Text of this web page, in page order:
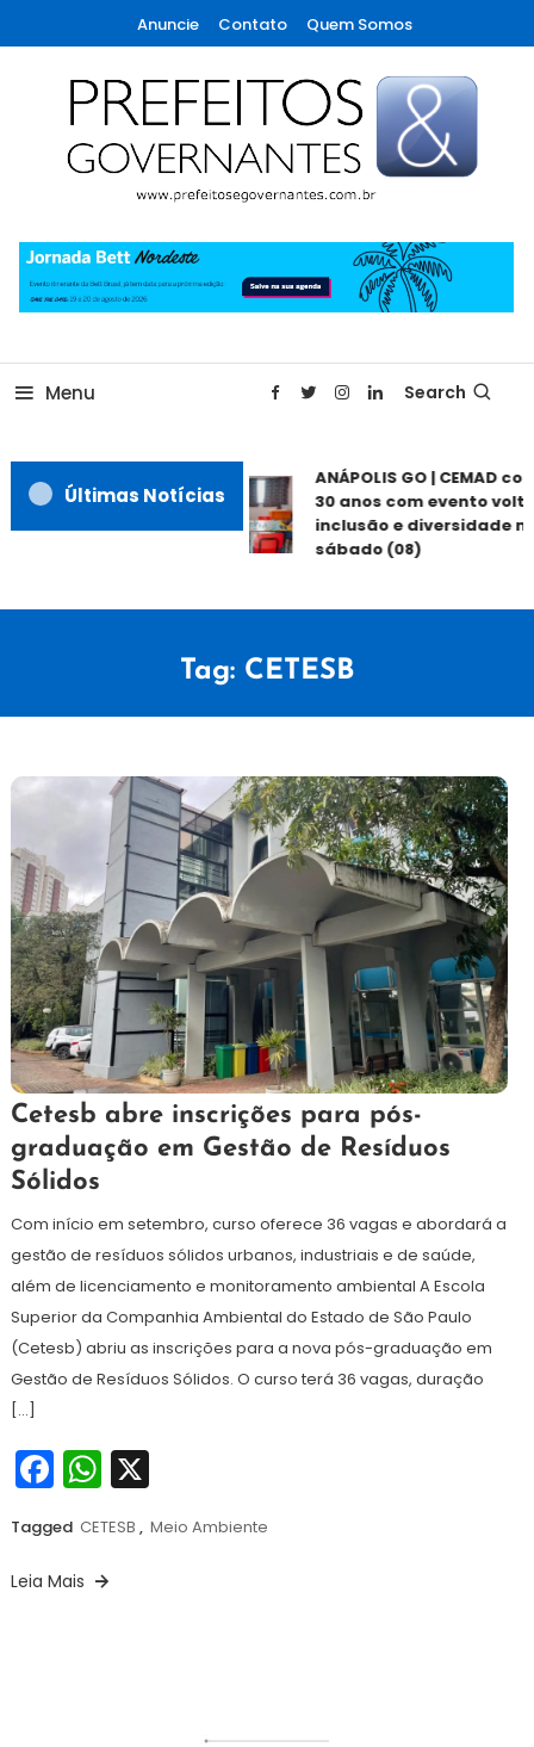
To
Content
Anuncie Contato Quem Somos
Prefeitos & Governantes
Menu Search
Últimas Notícias
ANÁPOLIS GO | CEMAD
30 anos com evento
inclusão e diversidade
sábado (08)
Tag: CETESB
17
de
junho
de
Maurilio
Cetesb abre inscrições para pós-
graduação em Gestão de Resíduos
Sólidos
Com início em setembro, curso oferece 36 vagas e abordará a
gestão de resíduos sólidos urbanos, industriais e de saúde,
além de licenciamento e monitoramento ambiental A Escola
Superior da Companhia Ambiental do Estado de São Paulo
(Cetesb) abriu as inscrições para a nova pós-graduação em
Gestão de Resíduos Sólidos. O curso terá 36 vagas, duração
[…]
Facebook
WhatsApp
X
Tagged CETESB , Meio Ambiente
Leia Mais